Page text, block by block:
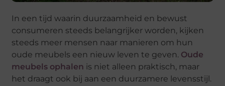
In een tijd waarin duurzaamheid en bewust
consumeren steeds belangrijker worden, kijken
steeds meer mensen naar manieren om hun
oude meubels een nieuw leven te geven. Oude
meubels ophalen is niet alleen praktisch, maar
het draagt ook bij aan een duurzamere levensstijl.